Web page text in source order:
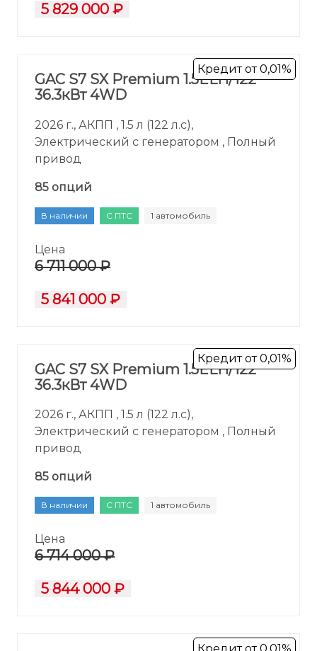
5 829 000 ₽
Кредит от 0,01%
GAC S7 SX Premium 1.5ELH/122
36.3кВт 4WD
2026 г., АКПП , 1.5 л (122 л.с),
Электрический с генератором , Полный
привод
85 опций
В наличии С ПТС 1 автомобиль
Цена
6 711 000 ₽
5 841 000 ₽
Кредит от 0,01%
GAC S7 SX Premium 1.5ELH/122
36.3кВт 4WD
2026 г., АКПП , 1.5 л (122 л.с),
Электрический с генератором , Полный
привод
85 опций
В наличии С ПТС 1 автомобиль
Цена
6 714 000 ₽
5 844 000 ₽
Кредит от 0,01%